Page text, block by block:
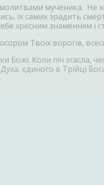
мученика. Не
їх самих зрадить
хресним знаменням і
Твоїх ворогів,
Божі. Коли піч згасла,
єдиного в Трійці